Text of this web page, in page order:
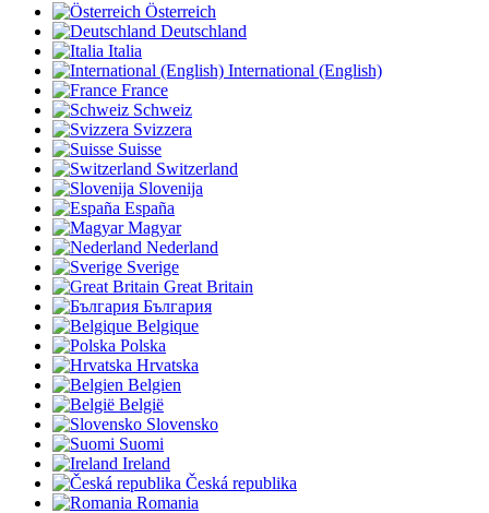
Österreich
Deutschland
Italia
International (English)
France
Schweiz
Svizzera
Suisse
Switzerland
Slovenija
España
Magyar
Nederland
Sverige
Great Britain
България
Belgique
Polska
Hrvatska
Belgien
België
Slovensko
Suomi
Ireland
Česká republika
Romania